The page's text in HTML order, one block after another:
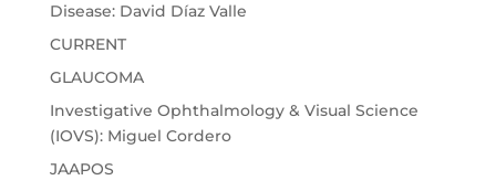
Disease: David Díaz Valle
CURRENT
GLAUCOMA
Investigative Ophthalmology & Visual Science
(IOVS): Miguel Cordero
JAAPOS